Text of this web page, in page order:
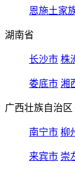
恩施土家
湖南省
长沙市 株
娄底市 湘
广西壮族自治区
南宁市 柳
来宾市 崇